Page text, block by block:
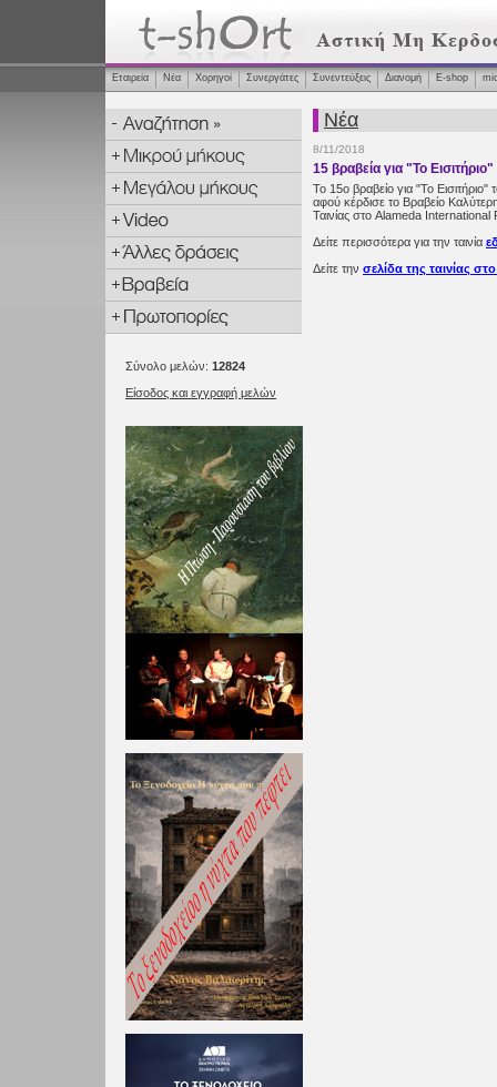
Εταιρεία Νέα Χορηγοί Συνεργάτες Συνεντεύξεις Διανομή Ε-shop
Σύνολο μελών: 12824
Είσοδος και εγγραφή μελών
Νέα
8/11/2018
15 βραβεία για "Το
Το 15ο βραβείο για "Το
αφού κέρδισε το Βραβείο
Ταινίας στο Alameda
Δείτε περισσότερα για την ταινία
Δείτε την σελίδα της ταινίας